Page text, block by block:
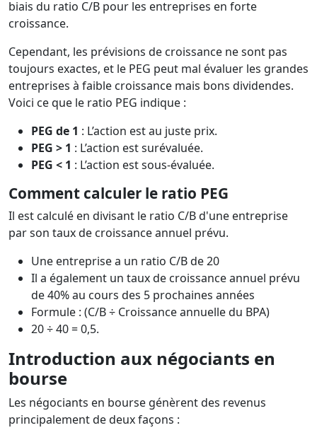
biais du ratio C/B pour les entreprises en forte
croissance.
Cependant, les prévisions de croissance ne sont pas
toujours exactes, et le PEG peut mal évaluer les grandes
entreprises à faible croissance mais bons dividendes.
Voici ce que le ratio PEG indique :
PEG de 1 : L’action est au juste prix.
PEG > 1 : L’action est surévaluée.
PEG < 1 : L’action est sous-évaluée.
Comment calculer le ratio PEG
Il est calculé en divisant le ratio C/B d'une entreprise
par son taux de croissance annuel prévu.
Une entreprise a un ratio C/B de 20
Il a également un taux de croissance annuel prévu
de 40% au cours des 5 prochaines années
Formule : (C/B ÷ Croissance annuelle du BPA)
20 ÷ 40 = 0,5.
Introduction aux négociants en
bourse
Les négociants en bourse génèrent des revenus
principalement de deux façons :